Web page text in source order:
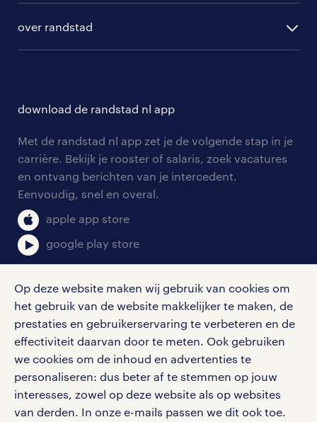
Op deze website maken wij gebruik van cookies om
het gebruik van de website makkelijker te maken, de
prestaties en gebruikerservaring te verbeteren en de
effectiviteit daarvan door te meten. Ook gebruiken
we cookies om de inhoud en advertenties te
personaliseren: dus beter af te stemmen op jouw
interesses, zowel op deze website als op websites
van derden. In onze e-mails passen we dit ook toe.
randstad digital
hr-diensten
branches
tarieven
personeel gezocht
aanmelden nieuwsbrief
blogs en artikelen
salarischecker
bruto-netto calculator
over randstad
onze vestigingen
pers
klachten en misstanden
download de randstad nl app
Met de randstad nl app zet je de volgende stap in je
carrière. Bekijk je rooster of salaris, zoek vacatures
en ontvang berichten van je intercedent.
Eenvoudig, snel en overal.
apple app store
google play store
social media
Volg ons voor de leukste content omtrent
vacatures, solliciteren en inspiratie.